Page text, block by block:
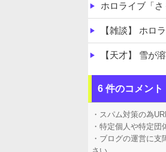
ホロライブ「さくらみ
【雑談】 ホロ
【天才】 雪が
【悲報】 ロシ
6 件のコメント
・スパム対策の為
・特定個人や特定団
・ブログの運営に